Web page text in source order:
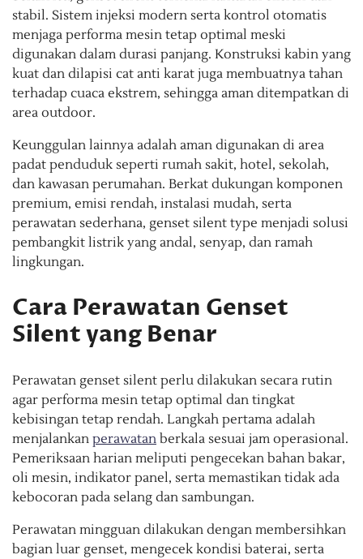
stabil. Sistem injeksi modern serta kontrol otomatis
menjaga performa mesin tetap optimal meski
digunakan dalam durasi panjang. Konstruksi kabin yang
kuat dan dilapisi cat anti karat juga membuatnya tahan
terhadap cuaca ekstrem, sehingga aman ditempatkan di
area outdoor.
Keunggulan lainnya adalah aman digunakan di area
padat penduduk seperti rumah sakit, hotel, sekolah,
dan kawasan perumahan. Berkat dukungan komponen
premium, emisi rendah, instalasi mudah, serta
perawatan sederhana, genset silent type menjadi solusi
pembangkit listrik yang andal, senyap, dan ramah
lingkungan.
Cara Perawatan Genset
Silent yang Benar
Perawatan genset silent perlu dilakukan secara rutin
agar performa mesin tetap optimal dan tingkat
kebisingan tetap rendah. Langkah pertama adalah
menjalankan perawatan berkala sesuai jam operasional.
Pemeriksaan harian meliputi pengecekan bahan bakar,
oli mesin, indikator panel, serta memastikan tidak ada
kebocoran pada selang dan sambungan.
Perawatan mingguan dilakukan dengan membersihkan
bagian luar genset, mengecek kondisi baterai, serta